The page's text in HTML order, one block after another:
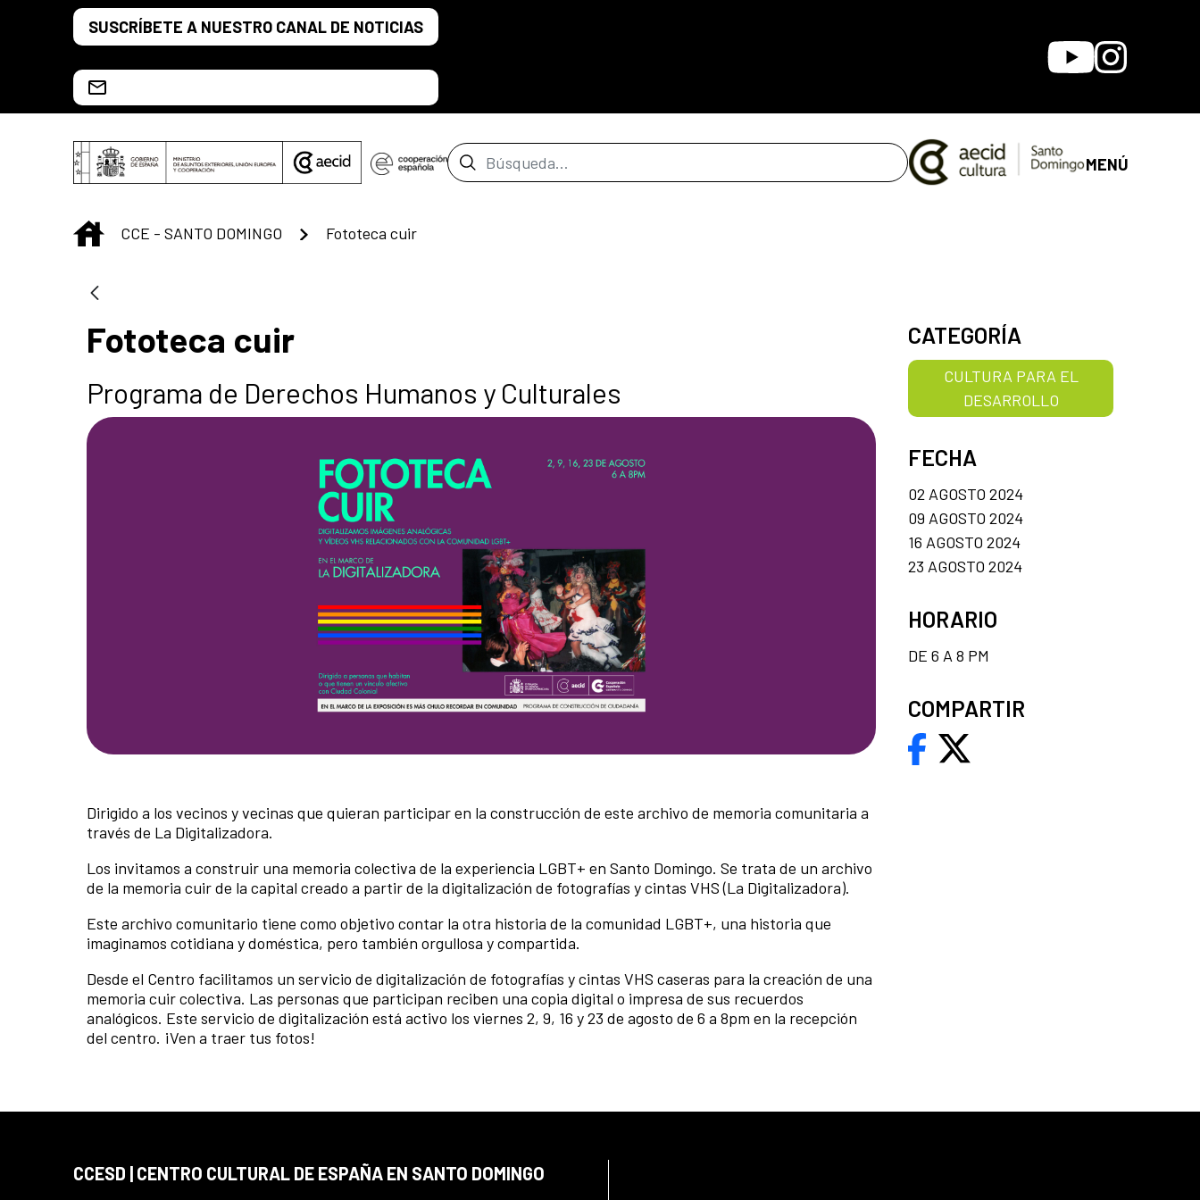
Saltar al contenido principal
SUSCRÍBETE A NUESTRO CANAL DE NOTICIAS
YoutubeInstagram
Barra de búsqueda MENÚ
INICIO
CCE - SANTO DOMINGO Fototeca cuir
Fototeca cuir
Programa de Derechos Humanos y Culturales
Dirigido a los vecinos y vecinas que quieran participar en la construcción de este archivo de memoria comunitaria a
través de La Digitalizadora.
Los invitamos a construir una memoria colectiva de la experiencia LGBT+ en Santo Domingo. Se trata de un archivo
de la memoria cuir de la capital creado a partir de la digitalización de fotografías y cintas VHS (La Digitalizadora).
Este archivo comunitario tiene como objetivo contar la otra historia de la comunidad LGBT+, una historia que
imaginamos cotidiana y doméstica, pero también orgullosa y compartida.
Desde el Centro facilitamos un servicio de digitalización de fotografías y cintas VHS caseras para la creación de una
memoria cuir colectiva. Las personas que participan reciben una copia digital o impresa de sus recuerdos
analógicos. Este servicio de digitalización está activo los viernes 2, 9, 16 y 23 de agosto de 6 a 8pm en la recepción
del centro. ¡Ven a traer tus fotos!
CATEGORÍA
CULTURA PARA EL
DESARROLLO
FECHA
02 AGOSTO 2024
09 AGOSTO 2024
16 AGOSTO 2024
23 AGOSTO 2024
HORARIO
DE 6 A 8 PM
COMPARTIR
CCESD | CENTRO CULTURAL DE ESPAÑA EN SANTO DOMINGO